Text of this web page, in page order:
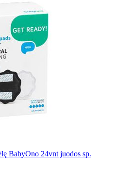
BabyOno 24vnt juodos sp.